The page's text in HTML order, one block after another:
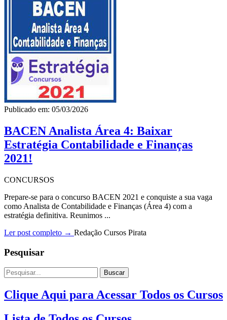
Publicado em: 05/03/2026
BACEN Analista Área 4: Baixar
Estratégia Contabilidade e Finanças
2021!
CONCURSOS
Prepare-se para o concurso BACEN 2021 e conquiste a sua vaga
como Analista de Contabilidade e Finanças (Área 4) com a
estratégia definitiva. Reunimos ...
Ler post completo → Redação Cursos Pirata
Pesquisar
Buscar
Clique Aqui para Acessar Todos os Cursos